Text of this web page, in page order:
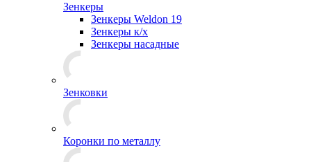
Зенкеры
Зенкеры Weldon 19
Зенкеры к/х
Зенкеры насадные
Зенковки
Коронки по металлу